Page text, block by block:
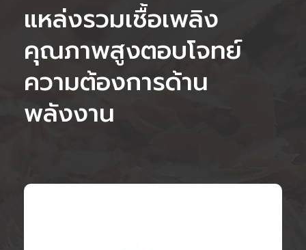
แหล่งรวมเชื้อเพลิง
คุณภาพสูงตอบโจทย์
ความต้องการด้าน
พลังงาน